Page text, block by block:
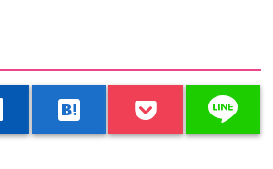
hatenabookmark line